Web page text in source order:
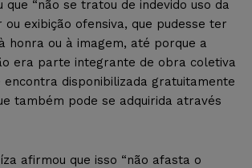
que “não se tratou de indevido uso da
exibição ofensiva, que pudesse ter
honra ou à imagem, até porque a
era parte integrante de obra coletiva
encontra disponibilizada gratuitamente
também pode se adquirida através
afirmou que isso “não afasta o